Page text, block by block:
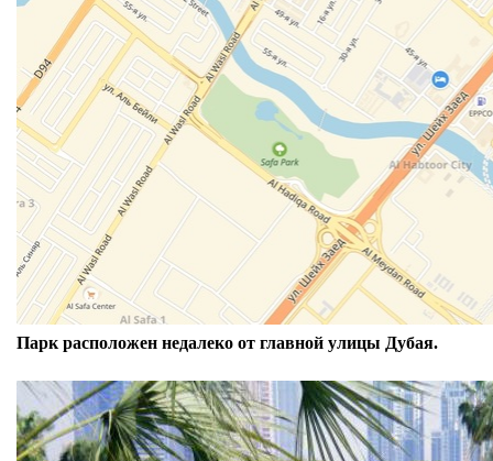
Парк расположен недалеко от главной улицы Дубая.